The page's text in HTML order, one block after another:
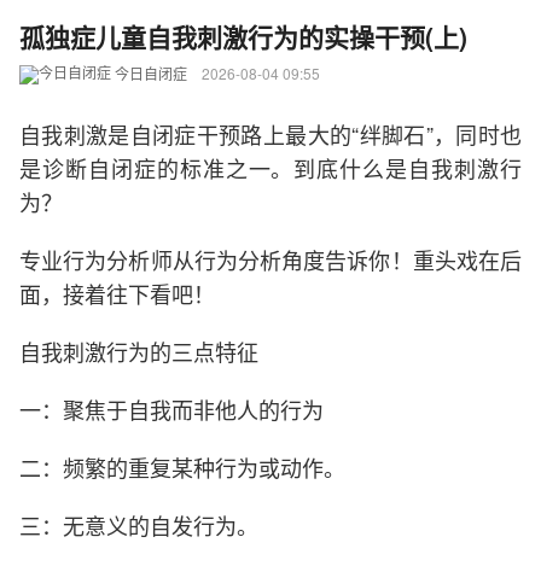
孤独症儿童自我刺激行为的实操干预(上)
今日自闭症 2026-08-04 09:55
自我刺激是自闭症干预路上最大的“绊脚石”，同时也
是诊断自闭症的标准之一。到底什么是自我刺激行
为？
专业行为分析师从行为分析角度告诉你！重头戏在后
面，接着往下看吧！
自我刺激行为的三点特征
一：聚焦于自我而非他人的行为
二：频繁的重复某种行为或动作。
三：无意义的自发行为。